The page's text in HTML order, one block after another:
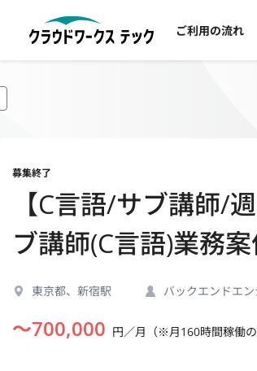
ご利用の流れ
募集終了
【C言語/サブ講師/
ブ講師(C言語)業務
東京都、新宿駅 バックエンドエ
〜700,000 円／月（※月160時間稼働の